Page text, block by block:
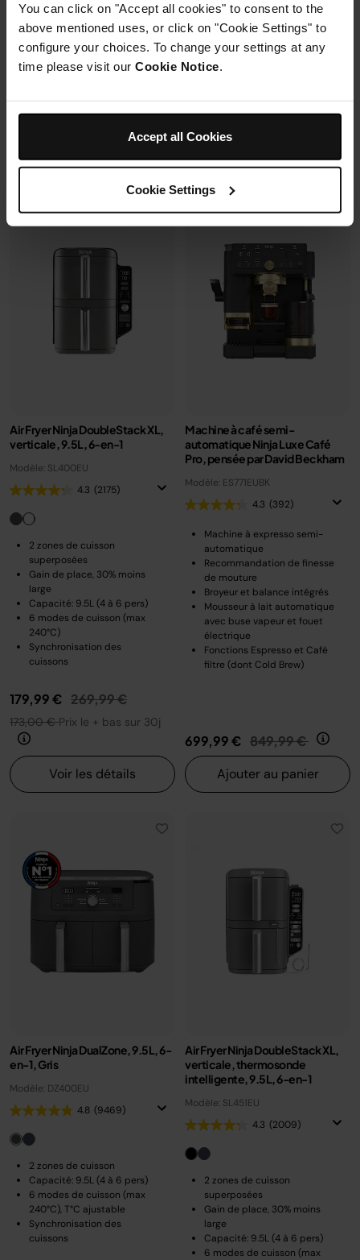
You can click on "Accept all cookies" to consent to the
above mentioned uses, or click on "Cookie Settings" to
configure your choices. To change your settings at any
time please visit our Cookie Notice.
Accept all Cookies
Cookie Settings
349,99 €
avec un même récipient.
Modulaire, compact, facile à
ranger et emporter.
Air Fryer Ninja DoubleStack XL,
verticale, 9.5L, 6-en-1
Modèle: SL400EU
4.3 (2175)
2 zones de cuisson
superposées
Gain de place, 30% moins
large
Capacité: 9.5L (4 à 6 pers)
6 modes de cuisson (max
240°C)
Synchronisation des
cuissons
179,99 € Prix réduit de
269,99 €au
173,00 €Prix le + bas sur 30j
Voir les détails
Machine à café semi-
automatique Ninja Luxe Café
Pro, pensée par David Beckham
Modèle: ES771EUBK
4.3 (392)
Machine à expresso semi-
automatique
Recommandation de finesse
de mouture
Broyeur et balance intégrés
Mousseur à lait automatique
avec buse vapeur et fouet
électrique
Fonctions Espresso et Café
filtre (dont Cold Brew)
699,99 € Prix réduit de
849,99 € au
Ajouter au panier
Air Fryer Ninja DualZone, 9.5L, 6-
en-1, Gris
Modèle: DZ400EU
4.8 (9469)
2 zones de cuisson
Capacité: 9.5L (4 à 6 pers)
6 modes de cuisson (max
240°C), T°C ajustable
Synchronisation des
cuissons
Air Fryer Ninja DoubleStack XL,
verticale, thermosonde
intelligente, 9.5L, 6-en-1
Modèle: SL451EU
4.3 (2009)
2 zones de cuisson
superposées
Gain de place, 30% moins
large
Capacité: 9.5L (4 à 6 pers)
6 modes de cuisson (max